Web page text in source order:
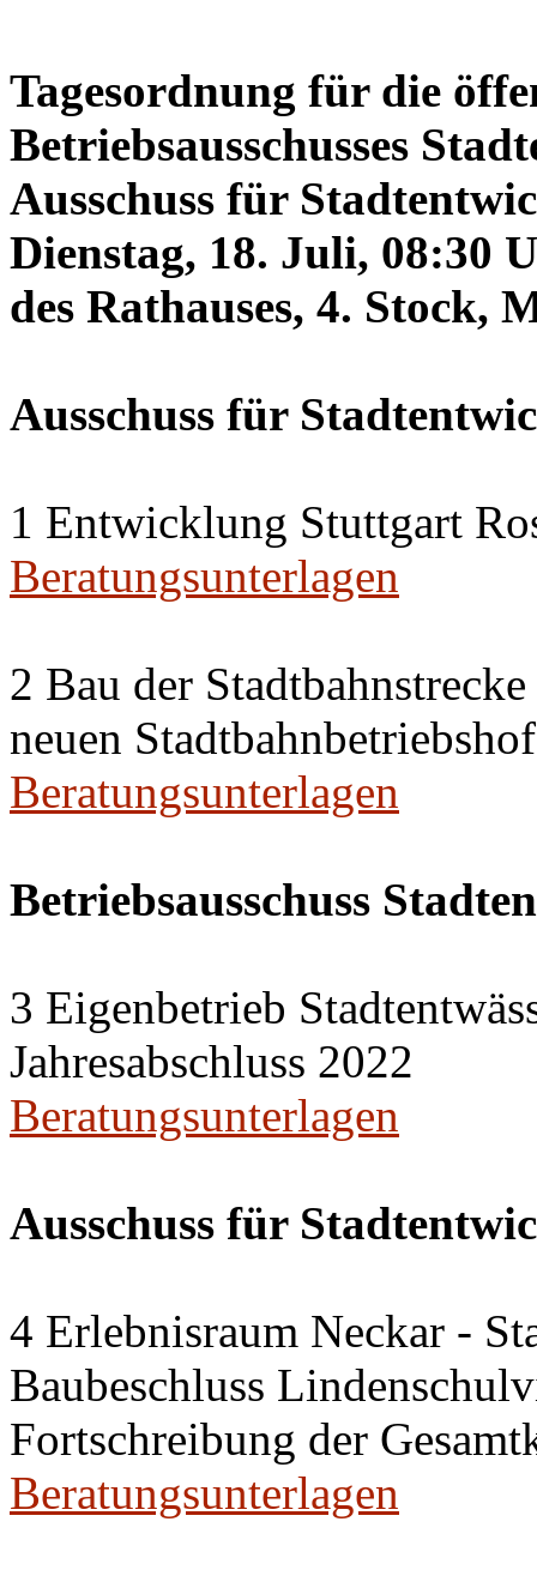
Tagesordnung für die
Betriebsausschusses
Ausschuss für
Dienstag, 18. Juli, 08:30
des Rathauses, 4. Stock,
Ausschuss für
1 Entwicklung Stuttgart
Beratungsunterlagen
2 Bau der
neuen
Beratungsunterlagen
Betriebsausschuss
3 Eigenbetrieb
Jahresabschluss 2022
Beratungsunterlagen
Ausschuss für
4 Erlebnisraum Neckar -
Baubeschluss
Fortschreibung der
Beratungsunterlagen